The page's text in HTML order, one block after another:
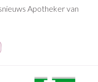
Apotheker van